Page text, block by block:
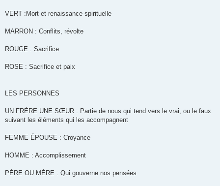
VERT :Mort et renaissance spirituelle
MARRON : Conflits, révolte
ROUGE : Sacrifice
ROSE : Sacrifice et paix
LES PERSONNES
UN FRÈRE UNE SŒUR : Partie de nous qui tend vers le vrai, ou le faux
suivant les éléments qui les accompagnent
FEMME ÉPOUSE : Croyance
HOMME : Accomplissement
PÈRE OU MÈRE : Qui gouverne nos pensées